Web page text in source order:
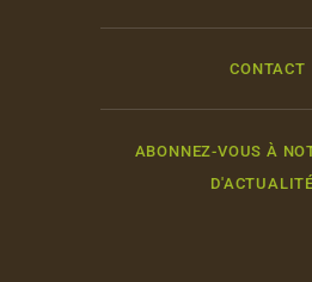
CONTACT
ABONNEZ-VOUS À